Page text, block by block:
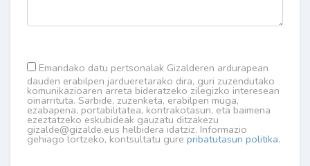
Emandako datu pertsonalak Gizalderen ardurapean
dauden erabilpen jardueretarako dira, guri zuzendutako
komunikazioaren arreta bideratzeko zilegizko interesean
oinarrituta. Sarbide, zuzenketa, erabilpen muga,
ezabapena, portabilitatea, kontrakotasun, eta baimena
ezeztatzeko eskubideak gauzatu ditzakezu
gizalde@gizalde.eus helbidera idatziz. Informazio
gehiago lortzeko, kontsultatu gure pribatutasun politika.